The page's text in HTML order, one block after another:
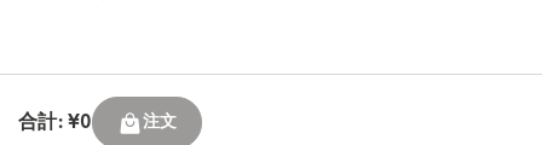
合計: ¥0 注文